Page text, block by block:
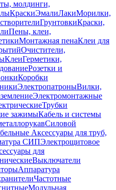
молдинги,
КраскиЭмалиЛакиМорилки,
ГрунтовкиКраски,
Пены, клеи,
Монтажная пенаКлеи для
Очистители,
КлеиГерметики,
Розетки и
Коробки
ЭлектропатроныВилки,
Электромонтажные
Трубки
зажимыКабель и системы
Силовой
Аксессуары для труб,
СИПЭлектрощитовое
для
Выключатели
Аппаратура
Частотные
Модульная